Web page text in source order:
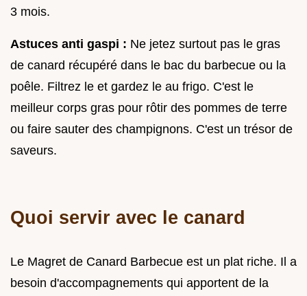
3 mois.
Astuces anti gaspi : Ne jetez surtout pas le gras
de canard récupéré dans le bac du barbecue ou la
poêle. Filtrez le et gardez le au frigo. C'est le
meilleur corps gras pour rôtir des pommes de terre
ou faire sauter des champignons. C'est un trésor de
saveurs.
Quoi servir avec le canard
Le Magret de Canard Barbecue est un plat riche. Il a
besoin d'accompagnements qui apportent de la